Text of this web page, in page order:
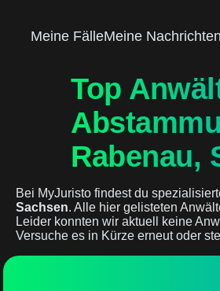
Meine FälleMeine Nachrichten
Top
Rabenau,
Bei MyJuristo findest du
Sachsen. Alle hier gelisteten
Leider konnten wir aktuell keine
Versuche es in Kürze erneut oder